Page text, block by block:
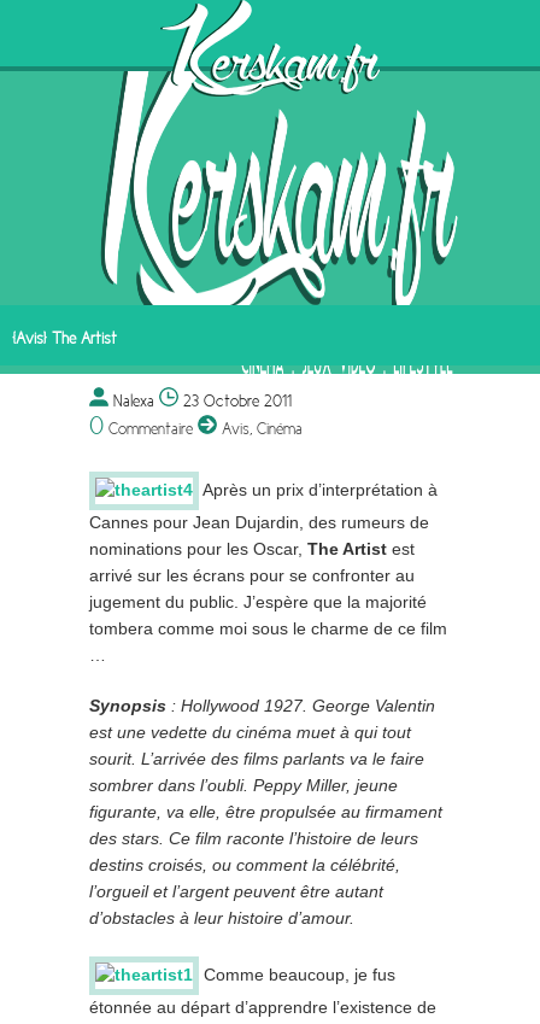
[Avis] The Artist
Nalexa 23 Octobre 2011
0 Commentaire Avis Cinéma
Après un prix d’interprétation à
Cannes pour Jean Dujardin, des rumeurs de
nominations pour les Oscar, The Artist est
arrivé sur les écrans pour se confronter au
jugement du public. J’espère que la majorité
tombera comme moi sous le charme de ce film
…
Synopsis : Hollywood 1927. George Valentin
est une vedette du cinéma muet à qui tout
sourit. L’arrivée des films parlants va le faire
sombrer dans l’oubli. Peppy Miller, jeune
figurante, va elle, être propulsée au firmament
des stars. Ce film raconte l’histoire de leurs
destins croisés, ou comment la célébrité,
l’orgueil et l’argent peuvent être autant
d’obstacles à leur histoire d’amour.
Comme beaucoup, je fus
étonnée au départ d’apprendre l’existence de